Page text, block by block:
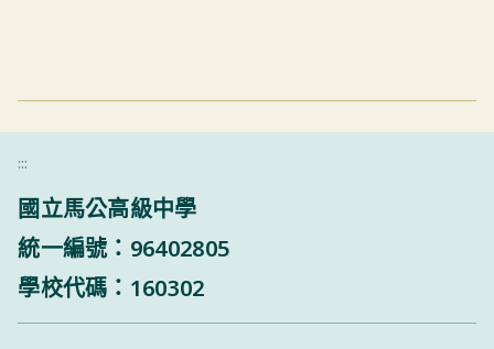
:::
國立馬公高級中學
統一編號：96402805
學校代碼：160302